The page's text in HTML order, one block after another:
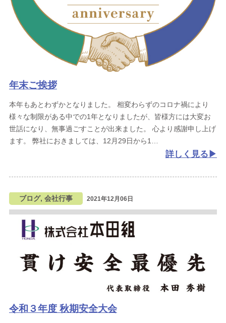
年末ご挨拶
本年もあとわずかとなりました。
相変わらずのコロナ禍により
様々な制限がある中での1年となりましたが、皆様方には大変お
世話になり、無事過ごすことが出来ました。
心より感謝申し上げ
ます。
弊社におきましては、12月29日から1
詳しく見る
ブログ, 会社行事 2021年12月06日
令和３年度 秋期安全大会